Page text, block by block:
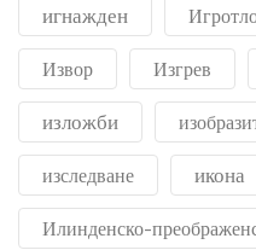
игнажден
Извор Изгрев
изложби
изследване икона
Илинденско-